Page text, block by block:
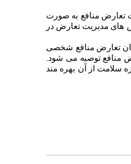
تعارض منافع به صورت
های مدیریت تعارض در
تعارض منافع شخصی
منافع توصیه می شود.
سلامت از آن بهره مند